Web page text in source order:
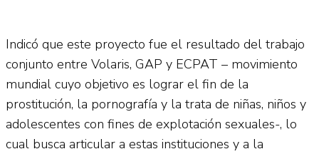
Indicó que este proyecto fue el resultado del trabajo
conjunto entre Volaris, GAP y ECPAT – movimiento
mundial cuyo objetivo es lograr el fin de la
prostitución, la pornografía y la trata de niñas, niños y
adolescentes con fines de explotación sexuales-, lo
cual busca articular a estas instituciones y a la